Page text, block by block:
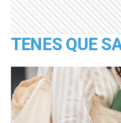
TENES QUE